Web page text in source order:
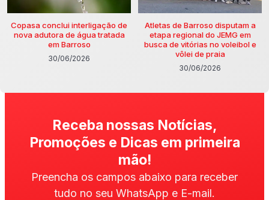
Copasa conclui interligação de
nova adutora de água tratada
em Barroso
30/06/2026
Atletas de Barroso disputam a
etapa regional do JEMG em
busca de vitórias no voleibol e
vôlei de praia
30/06/2026
Receba nossas Notícias,
Promoções e Dicas em primeira
mão!
Preencha os campos abaixo para receber
tudo no seu WhatsApp e E-mail.